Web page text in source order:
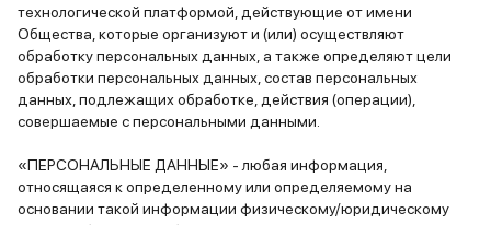
технологической платформой, действующие от имени
Общества, которые организуют и (или) осуществляют
обработку персональных данных, а также определяют цели
обработки персональных данных, состав персональных
данных, подлежащих обработке, действия (операции),
совершаемые с персональными данными.
«ПЕРСОНАЛЬНЫЕ ДАННЫЕ» - любая информация,
относящаяся к определенному или определяемому на
основании такой информации физическому/юридическому